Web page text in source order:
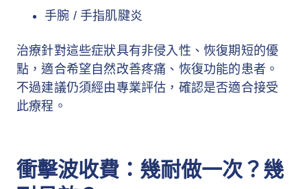
手腕 / 手指肌腱炎
治療針對這些症狀具有非侵入性、恢復期短的優
點，適合希望自然改善疼痛、恢復功能的患者。
不過建議仍須經由專業評估，確認是否適合接受
此療程。
衝擊波收費：幾耐做一次？幾